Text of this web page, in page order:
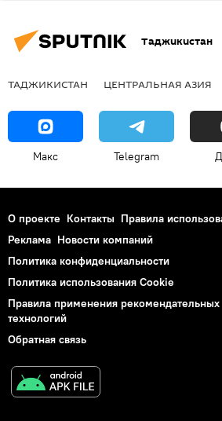
Таджикистан
ТАДЖИКИСТАН ЦЕНТРАЛЬНАЯ АЗИЯ
Макс Telegram
О проекте Контакты Правила
Реклама Новости компаний
Политика конфиденциальности
Политика использования Cookie
Правила применения рекомендательных
технологий
Обратная связь